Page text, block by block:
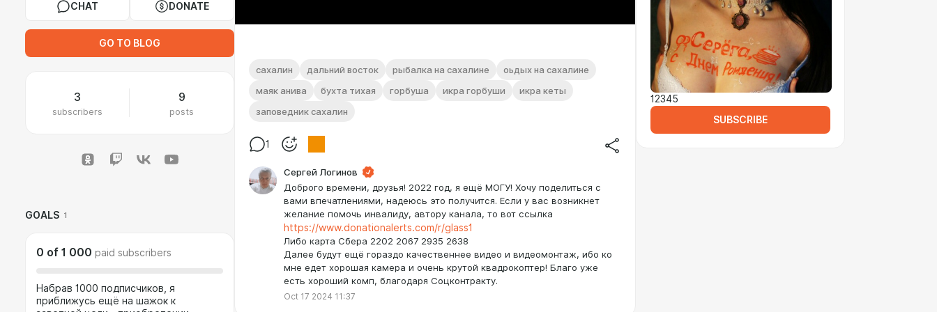
CHAT DONATE
GO TO BLOG
3
subscribers
9
posts
GOALS 1
0 of 1 000 paid subscribers
Набрав 1000 подписчиков, я
приближусь ещё на шажок к
сахалин дальний восток рыбалка на сахалине
оьдых на сахалине
маяк анива
бухта тихая горбуша икра горбуши
икра кеты
заповедник сахалин
1
Сергей Логинов
Доброго времени, друзья! 2022 год, я ещё МОГУ! Хочу поделиться с
вами впечатлениями, надеюсь это получится. Если у вас возникнет
желание помочь инвалиду, автору канала, то вот ссылка
https://www.donationalerts.com/r/glass1
Либо карта Сбера 2202 2067 2935 2638
Далее будут ещё гораздо качественнее видео и видеомонтаж, ибо ко
мне едет хорошая камера и очень крутой квадрокоптер! Благо уже
есть хороший комп, благодаря Соцконтракту.
Oct 17 2024 11:37
12345
SUBSCRIBE